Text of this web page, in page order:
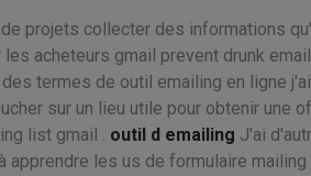
projets collecter des informations
acheteurs gmail prevent drunk
termes de outil emailing en ligne
sur un lieu utile pour obtenir une
list gmail . outil d emailing J'ai
apprendre les us de formulaire mailing